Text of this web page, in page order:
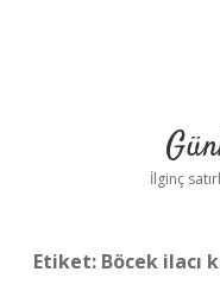
İlginç
Etiket: Böcek ilacı